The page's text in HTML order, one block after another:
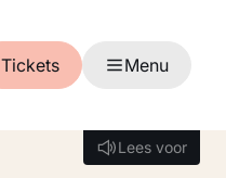
Tickets Menu
Lees voor
Lees voor